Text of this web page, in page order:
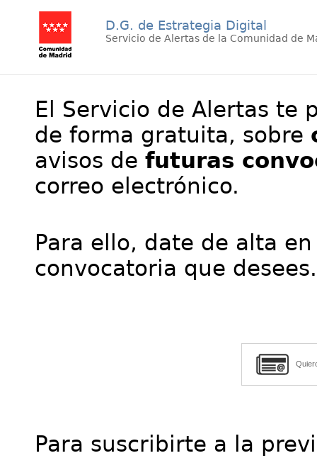
D.G. de Estrategia Digital
Servicio de Alertas de la Comunidad de
El Servicio de Alertas te
de forma gratuita, sobre
avisos de futuras
correo electrónico.
Para ello, date de alta
convocatoria que desees.
Para suscribirte a la